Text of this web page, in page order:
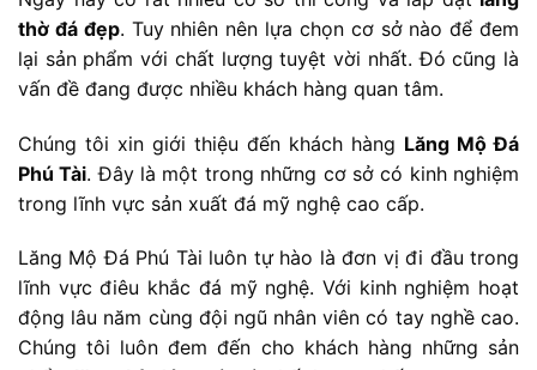
thờ đá đẹp. Tuy nhiên nên lựa chọn cơ sở nào để đem
lại sản phẩm với chất lượng tuyệt vời nhất. Đó cũng là
vấn đề đang được nhiều khách hàng quan tâm.
Chúng tôi xin giới thiệu đến khách hàng Lăng Mộ Đá
Phú Tài. Đây là một trong những cơ sở có kinh nghiệm
trong lĩnh vực sản xuất đá mỹ nghệ cao cấp.
Lăng Mộ Đá Phú Tài luôn tự hào là đơn vị đi đầu trong
lĩnh vực điêu khắc đá mỹ nghệ. Với kinh nghiệm hoạt
động lâu năm cùng đội ngũ nhân viên có tay nghề cao.
Chúng tôi luôn đem đến cho khách hàng những sản